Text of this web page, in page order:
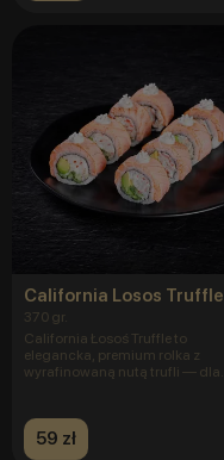
California Losos Truffle
370 gr.
California Łosoś Truffle to
elegancka, premium rolka z
wyrafinowaną nutą trufli — dla
59 zł